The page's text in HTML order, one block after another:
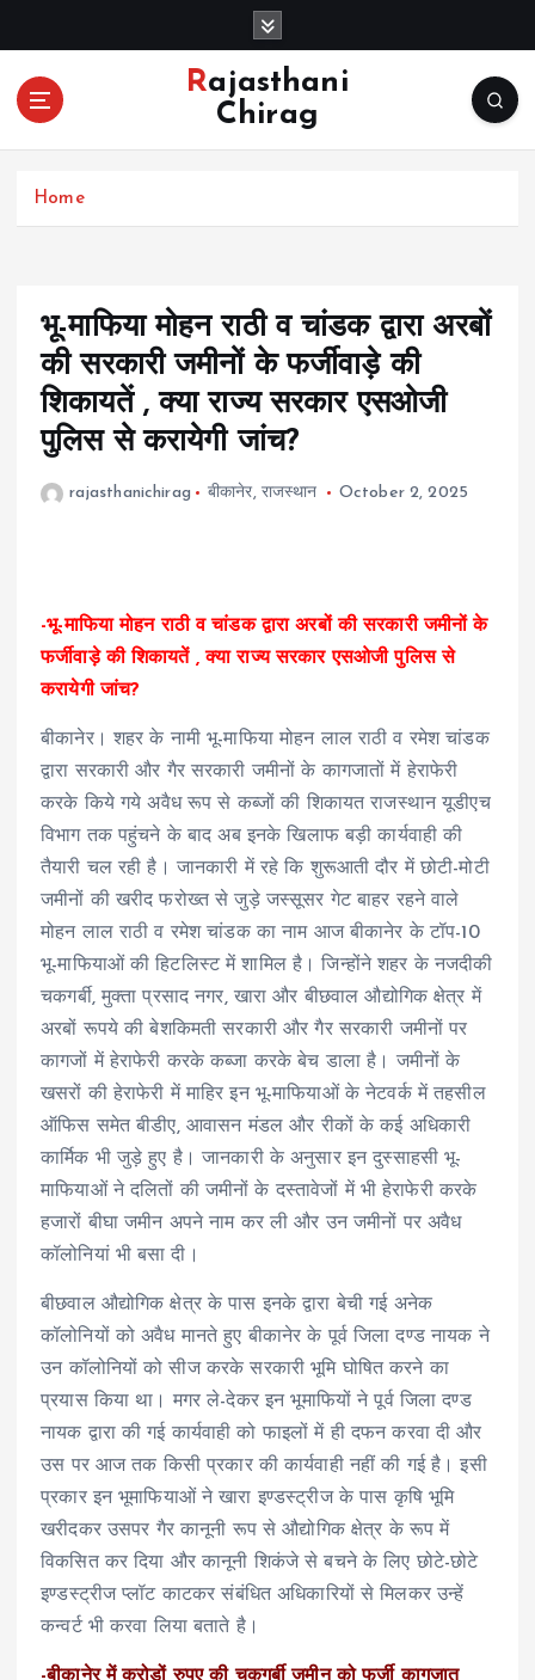
o
Rajasthani
Chirag
Home
भू-माफिया मोहन राठी व चांडक द्वारा अरबों
की सरकारी जमीनों के फर्जीवाड़े की
शिकायतें , क्या राज्य सरकार एसओजी
पुलिस से करायेगी जांच?
rajasthanichirag बीकानेर, राजस्थान October 2, 2025
-भू-माफिया मोहन राठी व चांडक द्वारा अरबों की सरकारी जमीनों के
फर्जीवाड़े की शिकायतें , क्या राज्य सरकार एसओजी पुलिस से
करायेगी जांच?
बीकानेर। शहर के नामी भू-माफिया मोहन लाल राठी व रमेश चांडक
द्वारा सरकारी और गैर सरकारी जमीनों के कागजातों में हेराफेरी
करके किये गये अवैध रूप से कब्जों की शिकायत राजस्थान यूडीएच
विभाग तक पहुंचने के बाद अब इनके खिलाफ बड़ी कार्यवाही की
तैयारी चल रही है। जानकारी में रहे कि शुरूआती दौर में छोटी-मोटी
जमीनों की खरीद फरोख्त से जुड़े जस्सूसर गेट बाहर रहने वाले
मोहन लाल राठी व रमेश चांडक का नाम आज बीकानेर के टॉप-10
भू-माफियाओं की हिटलिस्ट में शामिल है। जिन्होंने शहर के नजदीकी
चकगर्बी, मुक्ता प्रसाद नगर, खारा और बीछवाल औद्योगिक क्षेत्र में
अरबों रूपये की बेशकिमती सरकारी और गैर सरकारी जमीनों पर
कागजों में हेराफेरी करके कब्जा करके बेच डाला है। जमीनों के
खसरों की हेराफेरी में माहिर इन भू-माफियाओं के नेटवर्क में तहसील
ऑफिस समेत बीडीए, आवासन मंडल और रीकों के कई अधिकारी
कार्मिक भी जुड़े हुए है। जानकारी के अनुसार इन दुस्साहसी भू-
माफियाओं ने दलितों की जमीनों के दस्तावेजों में भी हेराफेरी करके
हजारों बीघा जमीन अपने नाम कर ली और उन जमीनों पर अवैध
कॉलोनियां भी बसा दी।
बीछवाल औद्योगिक क्षेत्र के पास इनके द्वारा बेची गई अनेक
कॉलोनियों को अवैध मानते हुए बीकानेर के पूर्व जिला दण्ड नायक ने
उन कॉलोनियों को सीज करके सरकारी भूमि घोषित करने का
प्रयास किया था। मगर ले-देकर इन भूमाफियों ने पूर्व जिला दण्ड
नायक द्वारा की गई कार्यवाही को फाइलों में ही दफन करवा दी और
उस पर आज तक किसी प्रकार की कार्यवाही नहीं की गई है। इसी
प्रकार इन भूमाफियाओं ने खारा इण्डस्ट्रीज के पास कृषि भूमि
खरीदकर उसपर गैर कानूनी रूप से औद्योगिक क्षेत्र के रूप में
विकसित कर दिया और कानूनी शिकंजे से बचने के लिए छोटे-छोटे
इण्डस्ट्रीज प्लॉट काटकर संबंधित अधिकारियों से मिलकर उन्हें
कन्वर्ट भी करवा लिया बताते है।